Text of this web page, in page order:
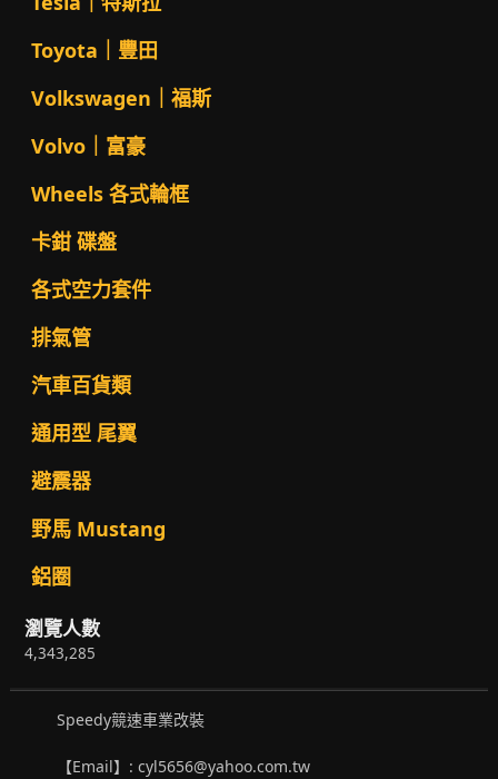
Toyota｜豐田
Volkswagen｜福斯
Volvo｜富豪
Wheels 各式輪框
卡鉗 碟盤
各式空力套件
排氣管
汽車百貨類
通用型 尾翼
避震器
野馬 Mustang
鋁圈
瀏覽人數
4,343,285
Speedy競速車業改裝
【Email】: cyl5656@yahoo.com.tw